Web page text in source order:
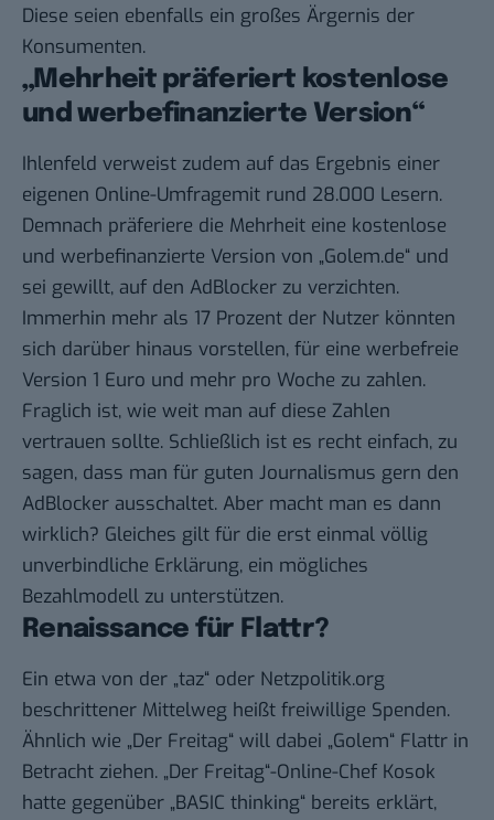
Diese seien ebenfalls ein großes Ärgernis der
Konsumenten.
„Mehrheit präferiert kostenlose
und werbefinanzierte Version“
Ihlenfeld verweist zudem auf das Ergebnis einer
eigenen Online-Umfragemit rund 28.000 Lesern.
Demnach präferiere die Mehrheit eine kostenlose
und werbefinanzierte Version von „Golem.de“ und
sei gewillt, auf den AdBlocker zu verzichten.
Immerhin mehr als 17 Prozent der Nutzer könnten
sich darüber hinaus vorstellen, für eine werbefreie
Version 1 Euro und mehr pro Woche zu zahlen.
Fraglich ist, wie weit man auf diese Zahlen
vertrauen sollte. Schließlich ist es recht einfach, zu
sagen, dass man für guten Journalismus gern den
AdBlocker ausschaltet. Aber macht man es dann
wirklich? Gleiches gilt für die erst einmal völlig
unverbindliche Erklärung, ein mögliches
Bezahlmodell zu unterstützen.
Renaissance für Flattr?
Ein etwa von der „taz“ oder Netzpolitik.org
beschrittener Mittelweg heißt freiwillige Spenden.
Ähnlich wie „Der Freitag“ will dabei „Golem“ Flattr in
Betracht ziehen. „Der Freitag“-Online-Chef Kosok
hatte gegenüber „BASIC thinking“ bereits erklärt,